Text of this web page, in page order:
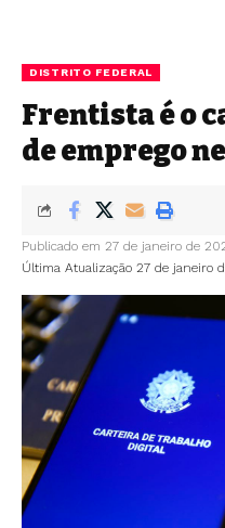
DISTRITO FEDERAL
Frentista é o
de emprego
Última Atualização 27 de janeiro
Publicado em 27 de janeiro de